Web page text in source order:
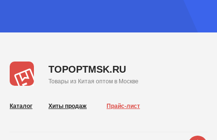
Каталог Хиты продаж Прайс-лист
TOPOPTMSK.RU
Товары из Китая оптом в Москве